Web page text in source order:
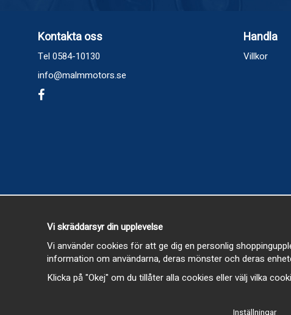
Kontakta oss
Tel 0584-10130
info@malmmotors.se
Handla
Villkor
Vi skräddarsyr din upplevelse
Vi använder cookies för att ge dig en personlig
information om användarna, deras mönster och deras
Klicka på "Okej" om du tillåter alla cookies eller välj vilka
Inställningar